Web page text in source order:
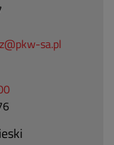
sa.pl